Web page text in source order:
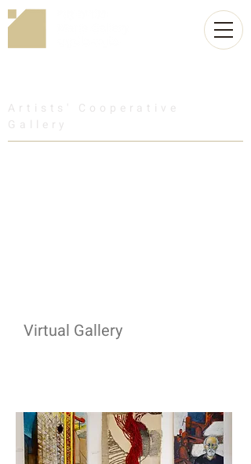
Artists' Cooperative
Gallery
Virtual Gallery